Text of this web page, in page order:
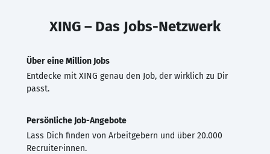
XING – Das Jobs-Netzwerk
Über eine Million Jobs
Entdecke mit XING genau den Job, der wirklich zu Dir
passt.
Persönliche Job-Angebote
Lass Dich finden von Arbeitgebern und über 20.000
Recruiter·innen.